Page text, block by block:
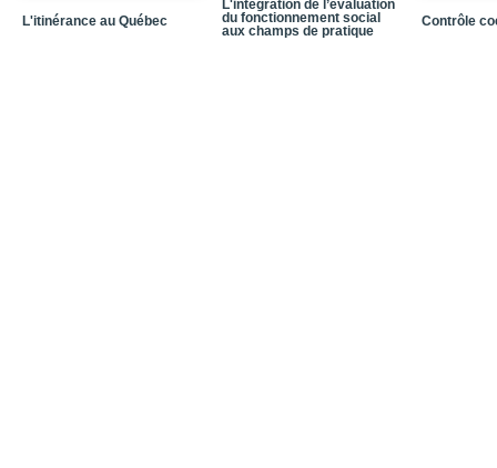
L'itinérance au Québec
L'intégration de l’évaluation
du fonctionnement social
aux champs de pratique
Contrôle